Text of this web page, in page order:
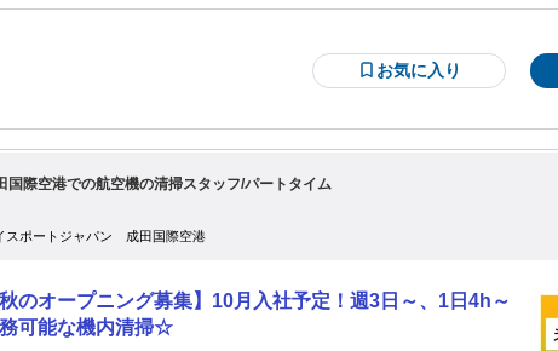
よ！ 成田空港の外にも勤務地があり、 面談を通して配属を決定し
します。 （TOEIC/英検/通関士/国際航空貨物取扱士資格etc） ★未経験スター
第一線で活躍することが可能です。 ::::::: ＜グローバルに活躍！＞ ::::::: 島国
本にとって、航空物流は人々の 生活を支えるうえでなくてはならない存在！
界に興味がある方は大歓迎！ 専門性の高い仕事をしてみたい方にも オススメ
ありますが、 当社の貿易事務の仕事は 日勤がほとんどで生活リズムも安定！
や年末年始休暇もあります。 ■各種福利厚生が充実！ 各種手当のほか、
借り上げ寮）が あるので、新生活のスタートも安心◎ 「成田空港で働きた
という先輩が 全国から集まっています。 【当社について】 エアーポートカ
です。 日常生活でふと手に取る商品にも、 自分の仕事が関わっている
あれば、 経験がなくても活躍できる仕事です。 採用後は、座学研修と
メリハリのある日々を送り、 あなた自身の人生も充実させてください。
お気に入り
国際空港での航空機の清掃スタッフ/パートタイム
スポートジャパン 成田国際空港
秋のオープニング募集】10月入社予定！週3日～、1日4h～
可能な機内清掃☆